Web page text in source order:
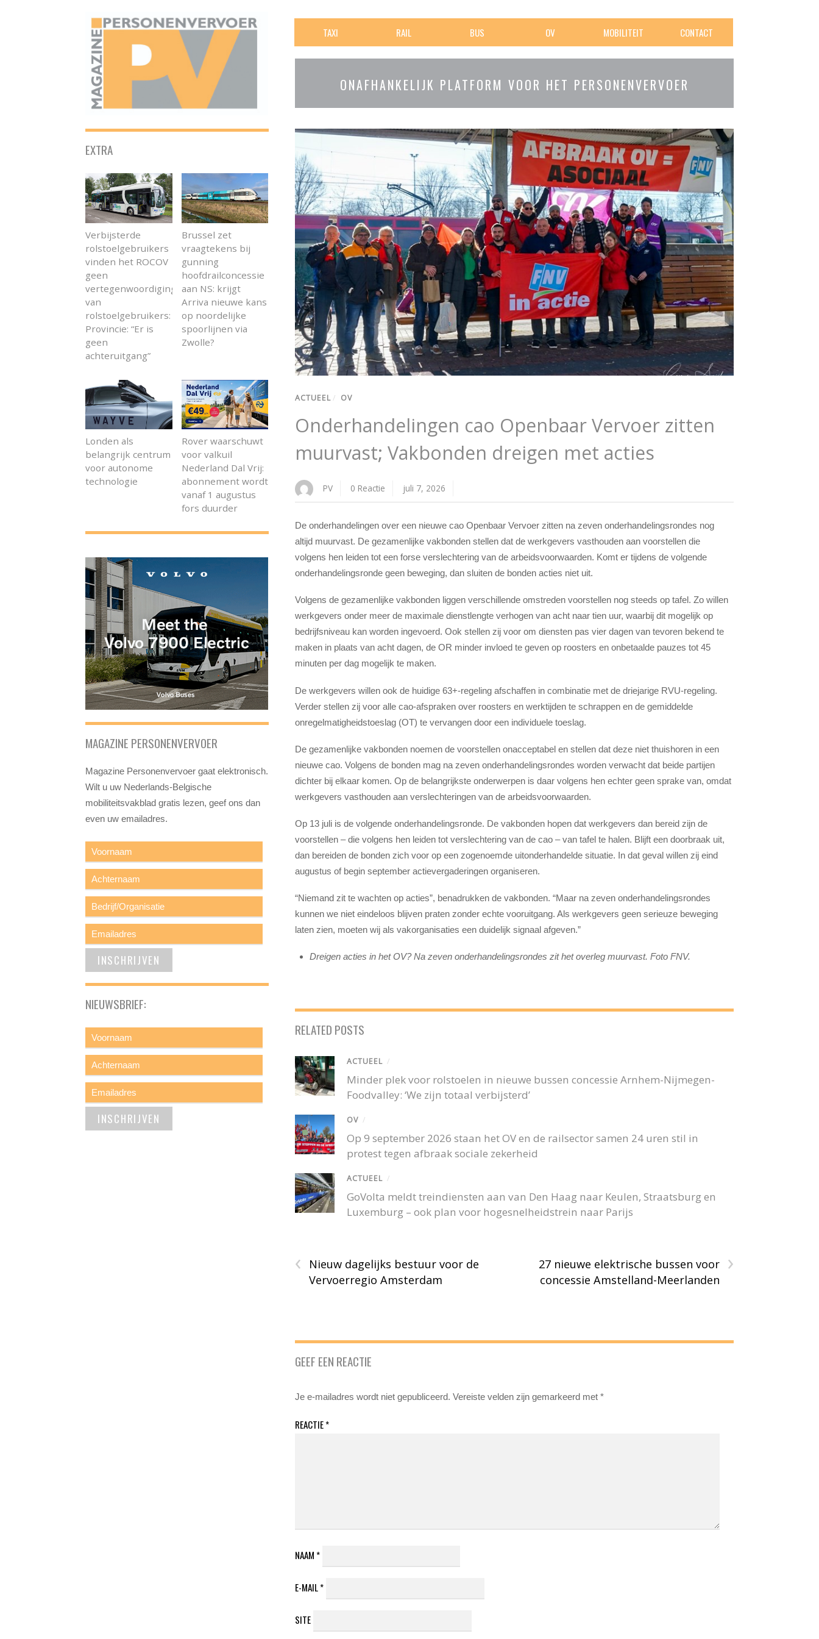
TAXI RAIL BUS OV MOBILITEIT CONTACT
ONAFHANKELIJK PLATFORM VOOR HET PERSONENVERVOER
ACTUEEL/ OV
Onderhandelingen cao Openbaar Vervoer zitten
muurvast; Vakbonden dreigen met acties
PV 0 Reactie juli 7, 2026
De onderhandelingen over een nieuwe cao Openbaar Vervoer zitten na zeven onderhandelingsrondes nog
altijd muurvast. De gezamenlijke vakbonden stellen dat de werkgevers vasthouden aan voorstellen die
volgens hen leiden tot een forse verslechtering van de arbeidsvoorwaarden. Komt er tijdens de volgende
onderhandelingsronde geen beweging, dan sluiten de bonden acties niet uit.
Volgens de gezamenlijke vakbonden liggen verschillende omstreden voorstellen nog steeds op tafel. Zo willen
werkgevers onder meer de maximale dienstlengte verhogen van acht naar tien uur, waarbij dit mogelijk op
bedrijfsniveau kan worden ingevoerd. Ook stellen zij voor om diensten pas vier dagen van tevoren bekend te
maken in plaats van acht dagen, de OR minder invloed te geven op roosters en onbetaalde pauzes tot 45
minuten per dag mogelijk te maken.
De werkgevers willen ook de huidige 63+-regeling afschaffen in combinatie met de driejarige RVU-regeling.
Verder stellen zij voor alle cao-afspraken over roosters en werktijden te schrappen en de gemiddelde
onregelmatigheidstoeslag (OT) te vervangen door een individuele toeslag.
De gezamenlijke vakbonden noemen de voorstellen onacceptabel en stellen dat deze niet thuishoren in een
nieuwe cao. Volgens de bonden mag na zeven onderhandelingsrondes worden verwacht dat beide partijen
dichter bij elkaar komen. Op de belangrijkste onderwerpen is daar volgens hen echter geen sprake van, omdat
werkgevers vasthouden aan verslechteringen van de arbeidsvoorwaarden.
Op 13 juli is de volgende onderhandelingsronde. De vakbonden hopen dat werkgevers dan bereid zijn de
voorstellen – die volgens hen leiden tot verslechtering van de cao – van tafel te halen. Blijft een doorbraak uit,
dan bereiden de bonden zich voor op een zogenoemde uitonderhandelde situatie. In dat geval willen zij eind
augustus of begin september actievergaderingen organiseren.
“Niemand zit te wachten op acties”, benadrukken de vakbonden. “Maar na zeven onderhandelingsrondes
kunnen we niet eindeloos blijven praten zonder echte vooruitgang. Als werkgevers geen serieuze beweging
laten zien, moeten wij als vakorganisaties een duidelijk signaal afgeven.”
Dreigen acties in het OV? Na zeven onderhandelingsrondes zit het overleg muurvast. Foto FNV.
RELATED POSTS
ACTUEEL /
Minder plek voor rolstoelen in nieuwe bussen concessie Arnhem-Nijmegen-
Foodvalley: ‘We zijn totaal verbijsterd’
OV /
Op 9 september 2026 staan het OV en de railsector samen 24 uren stil in
protest tegen afbraak sociale zekerheid
ACTUEEL /
GoVolta meldt treindiensten aan van Den Haag naar Keulen, Straatsburg en
Luxemburg – ook plan voor hogesnelheidstrein naar Parijs
‹
Nieuw dagelijks bestuur voor de
Vervoerregio Amsterdam
›
27 nieuwe elektrische bussen voor
concessie Amstelland-Meerlanden
GEEF EEN REACTIE
Je e-mailadres wordt niet gepubliceerd. Vereiste velden zijn gemarkeerd met*
REACTIE*
NAAM *
E-MAIL*
SITE
EXTRA
Verbijsterde
rolstoelgebruikers
vinden het ROCOV
geen
vertegenwoordiging
van
rolstoelgebruikers:
Provincie: “Er is
geen
achteruitgang”
Brussel zet
vraagtekens bij
gunning
hoofdrailconcessie
aan NS: krijgt
Arriva nieuwe kans
op noordelijke
spoorlijnen via
Zwolle?
Londen als
belangrijk centrum
voor autonome
technologie
Rover waarschuwt
voor valkuil
Nederland Dal Vrij:
abonnement wordt
vanaf 1 augustus
fors duurder
MAGAZINE PERSONENVERVOER
Magazine Personenvervoer gaat elektronisch.
Wilt u uw Nederlands-Belgische
mobiliteitsvakblad gratis lezen, geef ons dan
even uw emailadres.
NIEUWSBRIEF: